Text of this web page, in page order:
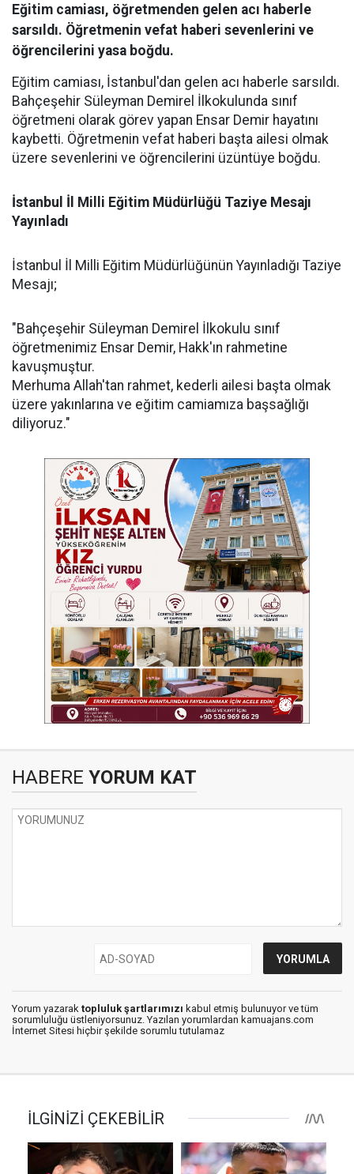
Eğitim camiası, öğretmenden gelen acı haberle
sarsıldı. Öğretmenin vefat haberi sevenlerini ve
öğrencilerini yasa boğdu.
Eğitim camiası, İstanbul'dan gelen acı haberle sarsıldı.
Bahçeşehir Süleyman Demirel İlkokulunda sınıf
öğretmeni olarak görev yapan Ensar Demir hayatını
kaybetti. Öğretmenin vefat haberi başta ailesi olmak
üzere sevenlerini ve öğrencilerini üzüntüye boğdu.
İstanbul İl Milli Eğitim Müdürlüğü Taziye Mesajı
Yayınladı
İstanbul İl Milli Eğitim Müdürlüğünün Yayınladığı Taziye
Mesajı;
"Bahçeşehir Süleyman Demirel İlkokulu sınıf
öğretmenimiz Ensar Demir, Hakk'ın rahmetine
kavuşmuştur.
Merhuma Allah'tan rahmet, kederli ailesi başta olmak
üzere yakınlarına ve eğitim camiamıza başsağlığı
diliyoruz."
HABERE YORUM KAT
Yorum yazarak topluluk şartlarımızı kabul etmiş bulunuyor ve tüm
sorumluluğu üstleniyorsunuz. Yazılan yorumlardan kamuajans.com
İnternet Sitesi hiçbir şekilde sorumlu tutulamaz